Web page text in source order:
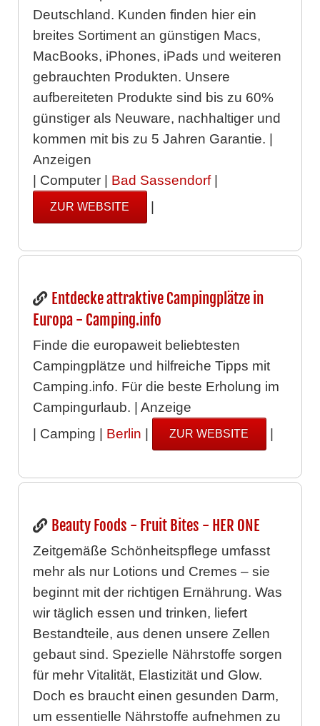
Deutschland. Kunden finden hier ein
breites Sortiment an günstigen Macs,
MacBooks, iPhones, iPads und weiteren
gebrauchten Produkten. Unsere
aufbereiteten Produkte sind bis zu 60%
günstiger als Neuware, nachhaltiger und
kommen mit bis zu 5 Jahren Garantie. |
Anzeigen
| Computer | Bad Sassendorf|
ZUR WEBSITE |
Entdecke attraktive Campingplätze in
Europa - Camping.info
Finde die europaweit beliebtesten
Campingplätze und hilfreiche Tipps mit
Camping.info. Für die beste Erholung im
Campingurlaub. | Anzeige
| Camping | Berlin | ZUR WEBSITE |
Beauty Foods - Fruit Bites - HER ONE
Zeitgemäße Schönheitspflege umfasst
mehr als nur Lotions und Cremes – sie
beginnt mit der richtigen Ernährung. Was
wir täglich essen und trinken, liefert
Bestandteile, aus denen unsere Zellen
gebaut sind. Spezielle Nährstoffe sorgen
für mehr Vitalität, Elastizität und Glow.
Doch es braucht einen gesunden Darm,
um essentielle Nährstoffe aufnehmen zu